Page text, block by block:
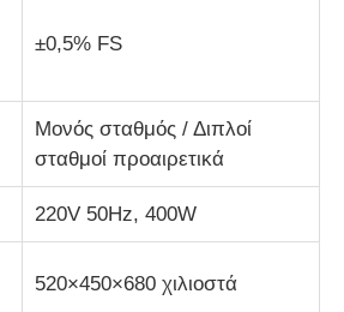
±0,5% FS
Μονός σταθμός / Διπλοί
σταθμοί προαιρετικά
220V 50Hz, 400W
520×450×680 χιλιοστά